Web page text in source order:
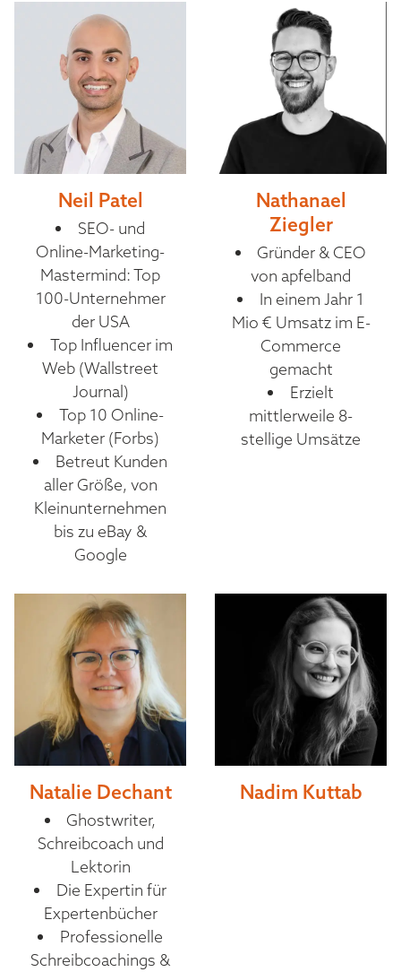
Neil Patel
SEO- und
Online-Marketing-
Mastermind: Top
100-Unternehmer
der USA
Top Influencer im
Web (Wallstreet
Journal)
Top 10 Online-
Marketer (Forbs)
Betreut Kunden
aller Größe, von
Kleinunternehmen
bis zu eBay &
Google
Nathanael
Ziegler
Gründer & CEO
von apfelband
In einem Jahr 1
Mio € Umsatz im E-
Commerce
gemacht
Erzielt
mittlerweile 8-
stellige Umsätze
Natalie Dechant
Ghostwriter,
Schreibcoach und
Lektorin
Die Expertin für
Expertenbücher
Professionelle
Schreibcoachings &
Nadim Kuttab